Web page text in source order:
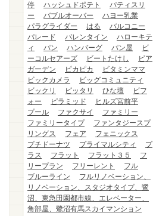
停
ハッシュドポテト
パティスリ
ー
バブルオーバー
ハヨー乳業
パラグライダー
はる
バルコニー
パレード
バレンタイン
ハローキテ
ィ
パン ハンバーグ パン屋
ビ
ーコルセアーズ
ビートたけし
ビア
ガーデン
ピカピカ
ビタミンママ
ビックカメラ
ビッグコミュニティ
ビックリ
ピッタリ ひな壇
ビフ
ォー
ピラミッド
ヒルズ宮前平
プール
ファクサイ
ファミリー
ファミリータイプ
ファンタジースプ
リングス
フェア
フェニックス
プチドーナツ
プライマルシティ
プ
ラス
フラット フラット３５
フ
リープラン
フリーレント
フル
ブルーライン
フルリノベーション、
リノベーション、スタジオタイプ、鷺
沼、東急田園都市線、エレベーター、
角部屋、鷺沼有馬スカイマンション